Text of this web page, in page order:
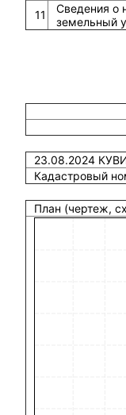
11
Сведения о
земельный
23.08.2024
Кадастровый
План (чертеж,